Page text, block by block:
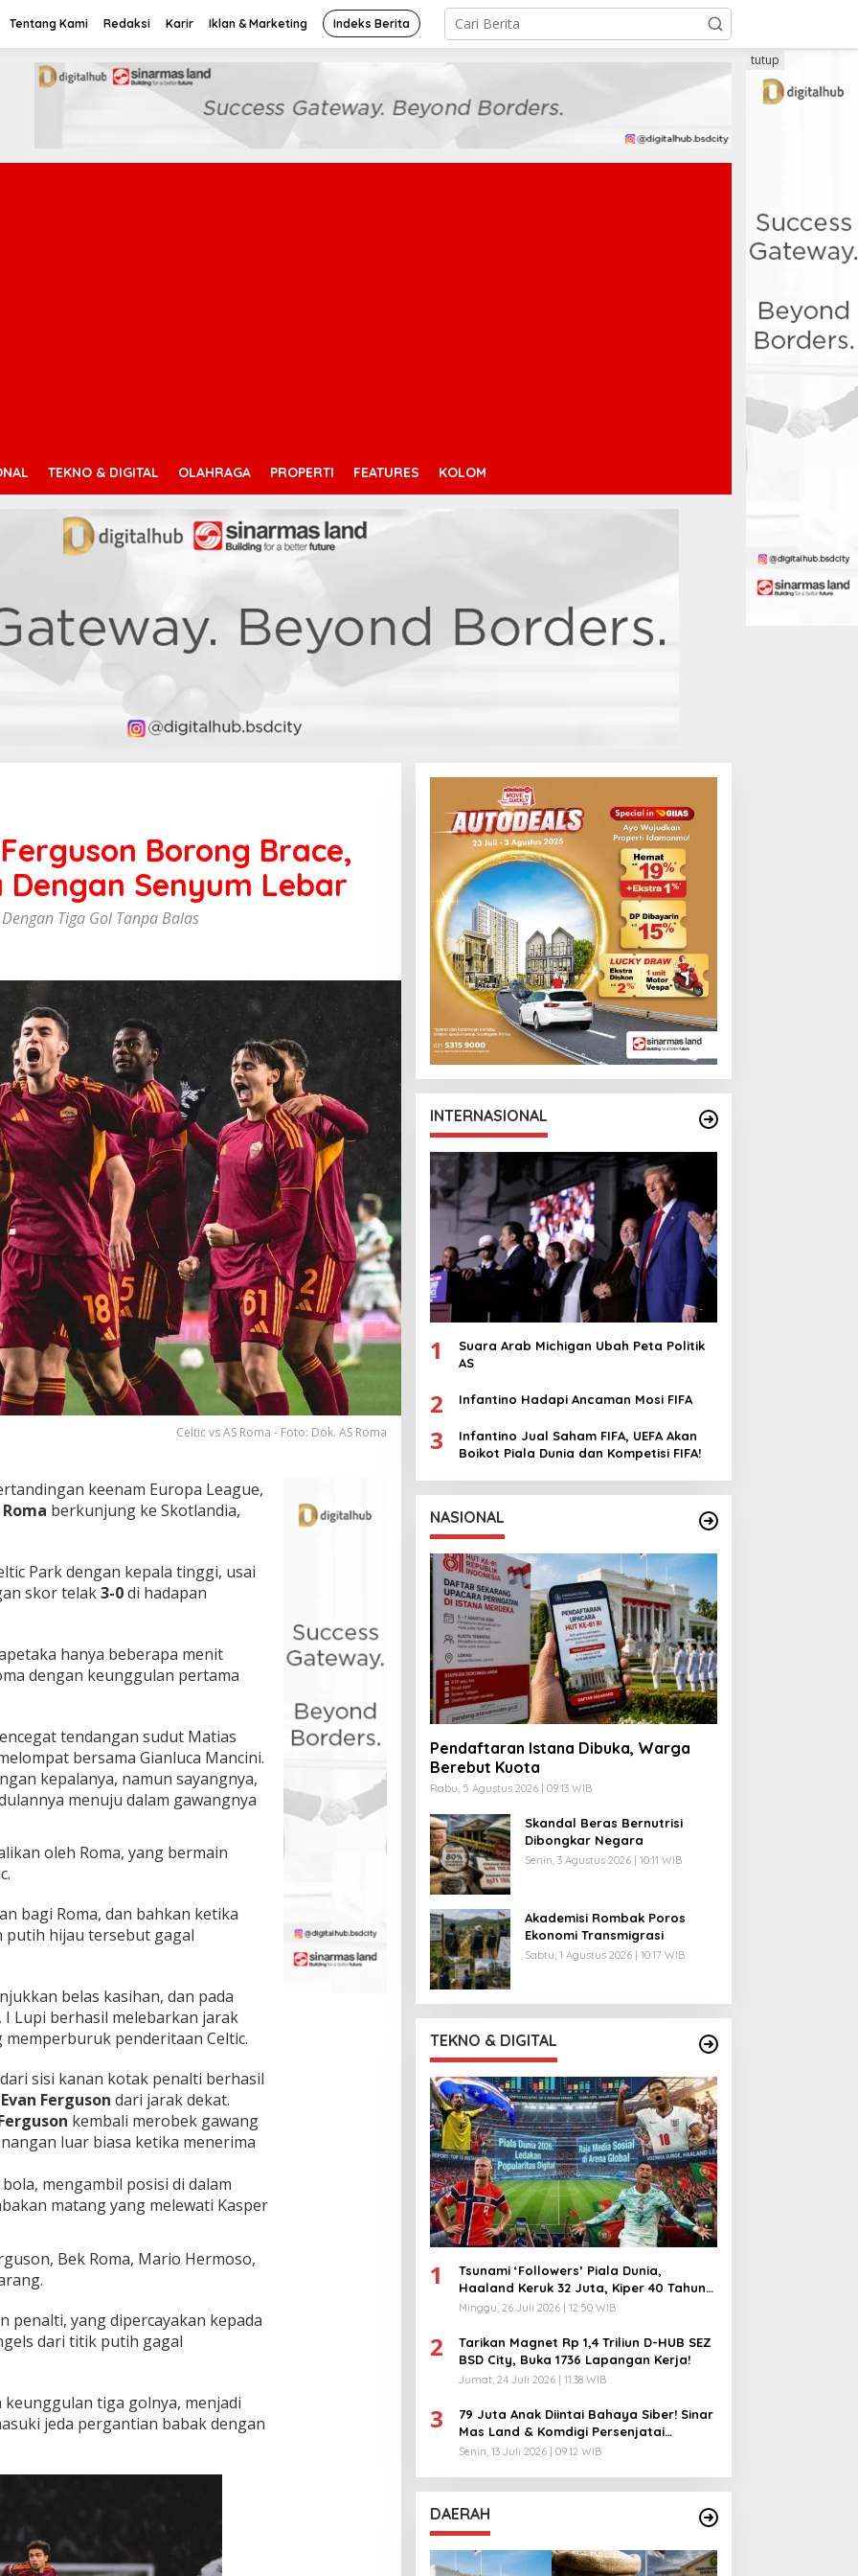
Tentang Kami Redaksi Karir Iklan & Marketing Indeks Berita
TEKNO & DIGITAL OLAHRAGA PROPERTI FEATURES KOLOM
tutup
Borong Brace,
Senyum Lebar
Tiga Gol Tanpa Balas
Celtic vs AS Roma - Foto: Dok. AS Roma
keenam Europa League,
Roma berkunjung ke Skotlandia,
Park dengan kepala tinggi, usai
skor telak3-0di hadapan
hanya beberapa menit
dengan keunggulan pertama
tendangan sudut Matias
bersama Gianluca Mancini.
kepalanya, namun sayangnya,
menuju dalam gawangnya
oleh Roma, yang bermain
bagi Roma, dan bahkan ketika
putih hijau tersebut gagal
belas kasihan, dan pada
Lupi berhasil melebarkan jarak
penderitaan Celtic.
sisi kanan kotak penalti berhasil
Evan Ferguson dari jarak dekat.
kembali merobek gawang
luar biasa ketika menerima
mengambil posisi di dalam
matang yang melewati Kasper
Bek Roma, Mario Hermoso,
penalti, yang dipercayakan kepada
dari titik putih gagal
tiga golnya, menjadi
jeda pergantian babak dengan
INTERNASIONAL
1
Suara Arab Michigan Ubah Peta Politik
AS
2 Infantino Hadapi Ancaman Mosi FIFA
3
Infantino Jual Saham FIFA, UEFA Akan
Boikot Piala Dunia dan Kompetisi FIFA!
NASIONAL
Pendaftaran Istana Dibuka, Warga
Berebut Kuota
Rabu, 5 Agustus 2026 | 09:13 WIB
Skandal Beras Bernutrisi
Dibongkar Negara
Senin, 3 Agustus 2026 | 10:11 WIB
Akademisi Rombak Poros
Ekonomi Transmigrasi
Sabtu, 1 Agustus 2026 | 10:17 WIB
TEKNO & DIGITAL
1
Tsunami ‘Followers’ Piala Dunia,
Haaland Keruk 32 Juta, Kiper 40 Tahun
Bikin Geger!
Minggu, 26 Juli 2026 | 12:50 WIB
2
Tarikan Magnet Rp 1,4 Triliun D-HUB SEZ
BSD City, Buka 1736 Lapangan Kerja!
Jumat, 24 Juli 2026 | 11:38 WIB
3
79 Juta Anak Diintai Bahaya Siber! Sinar
Mas Land & Komdigi Persenjatai
Ratusan Guru!
Senin, 13 Juli 2026 | 09:12 WIB
DAERAH